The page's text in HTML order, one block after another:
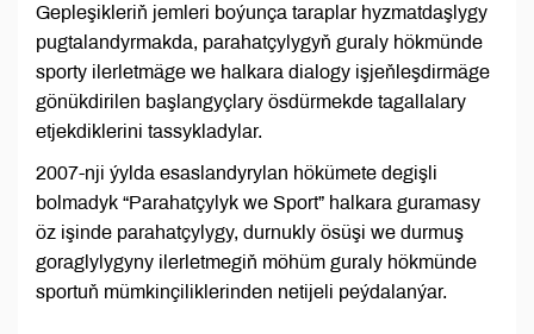
Gepleşikleriň jemleri boýunça taraplar hyzmatdaşlygy
pugtalandyrmakda, parahatçylygyň guraly hökmünde
sporty ilerletmäge we halkara dialogy işjeňleşdirmäge
gönükdirilen başlangyçlary ösdürmekde tagallalary
etjekdiklerini tassykladylar.
2007-nji ýylda esaslandyrylan hökümete degişli
bolmadyk “Parahatçylyk we Sport” halkara guramasy
öz işinde parahatçylygy, durnukly ösüşi we durmuş
goraglylygyny ilerletmegiň möhüm guraly hökmünde
sportuň mümkinçiliklerinden netijeli peýdalanýar.